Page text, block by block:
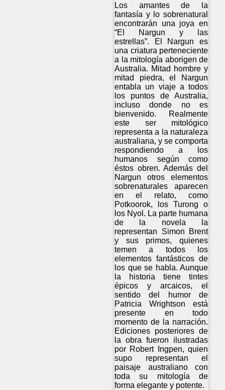
Los amantes de la
fantasía y lo sobrenatural
encontrarán una joya en
“El Nargun y las
estrellas”. El Nargun es
una criatura perteneciente
a la mitología aborigen de
Australia. Mitad hombre y
mitad piedra, el Nargun
entabla un viaje a todos
los puntos de Australia,
incluso donde no es
bienvenido. Realmente
este ser mitológico
representa a la naturaleza
australiana, y se comporta
respondiendo a los
humanos según como
éstos obren. Además del
Nargun otros elementos
sobrenaturales aparecen
en el relato, como
Potkoorok, los Turong o
los Nyol. La parte humana
de la novela la
representan Simon Brent
y sus primos, quienes
temen a todos los
elementos fantásticos de
los que se habla. Aunque
la historia tiene tintes
épicos y arcaicos, el
sentido del humor de
Patricia Wrightson está
presente en todo
momento de la narración.
Ediciones posteriores de
la obra fueron ilustradas
por Robert Ingpen, quien
supo representan el
paisaje australiano con
toda su mitología de
forma elegante y potente.